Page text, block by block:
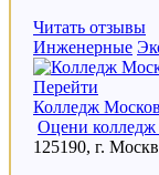
Читать отзывы
Инженерные
Перейти
Колледж
Оцени
125190, г.